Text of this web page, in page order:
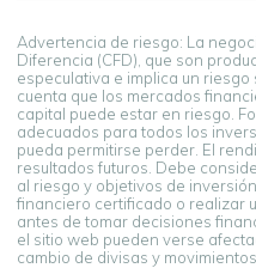
Advertencia de riesgo: La
Diferencia (CFD), que son
especulativa e implica un
cuenta que los mercados
capital puede estar en riesgo.
adecuados para todos los
pueda permitirse perder. El
resultados futuros. Debe
al riesgo y objetivos de
financiero certificado o realizar
antes de tomar decisiones
el sitio web pueden verse
cambio de divisas y